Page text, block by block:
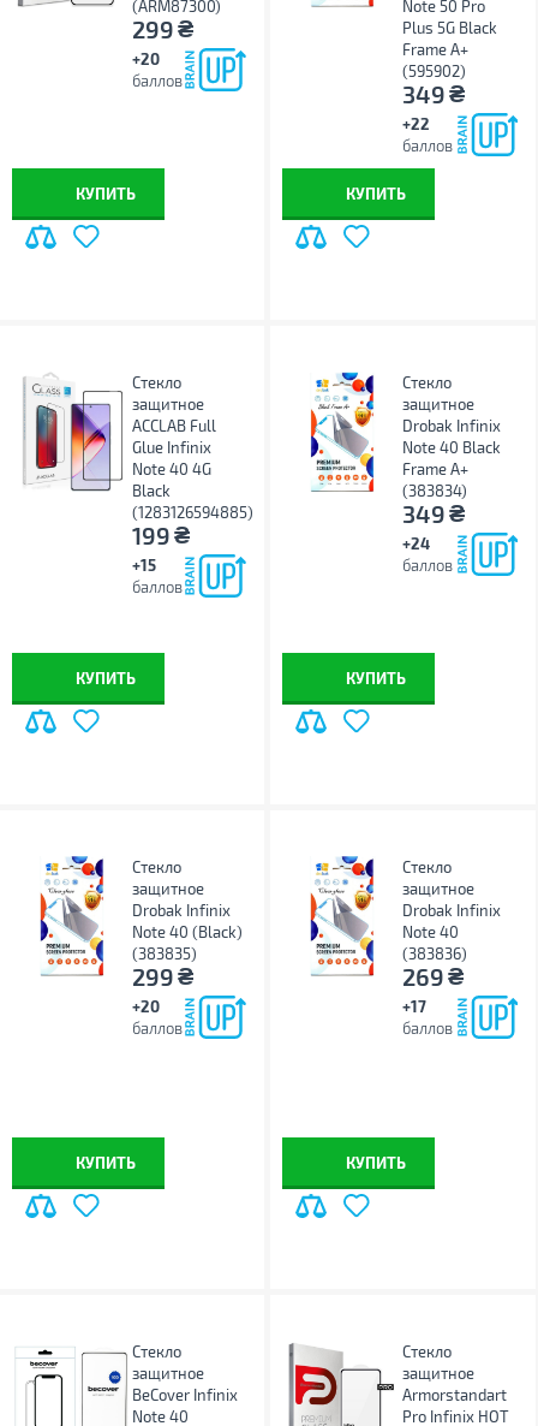
(ARM87300)
299₴
+20
баллов
КУПИТЬ
Note 50 Pro
Plus 5G Black
Frame A+
(595902)
349₴
+22
баллов
КУПИТЬ
Стекло
защитное
ACCLAB Full
Glue Infinix
Note 40 4G
Black
(1283126594885)
199₴
+15
баллов
КУПИТЬ
Стекло
защитное
Drobak Infinix
Note 40 Black
Frame A+
(383834)
349₴
+24
баллов
КУПИТЬ
Стекло
защитное
Drobak Infinix
Note 40 (Black)
(383835)
299₴
+20
баллов
КУПИТЬ
Стекло
защитное
Drobak Infinix
Note 40
(383836)
269₴
+17
баллов
КУПИТЬ
Стекло
защитное
BeCover Infinix
Note 40
Стекло
защитное
Armorstandart
Pro Infinix HOT